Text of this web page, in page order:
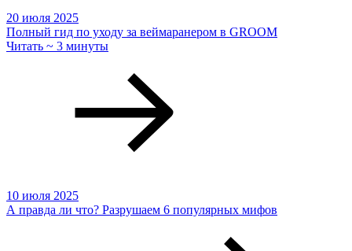
20 июля 2025
Полный гид по уходу за веймаранером в GROOM
Читать ~ 3 минуты
10 июля 2025
А правда ли что? Разрушаем 6 популярных мифов